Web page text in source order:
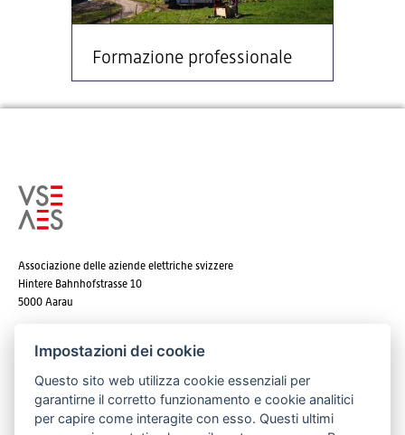
Formazione professionale
Associazione delle aziende elettriche svizzere
Hintere Bahnhofstrasse 10
5000 Aarau
E-mail:info@strom.ch
Impostazioni dei cookie
Questo sito web utilizza cookie essenziali per
garantirne il corretto funzionamento e cookie analitici
per capire come interagite con esso. Questi ultimi